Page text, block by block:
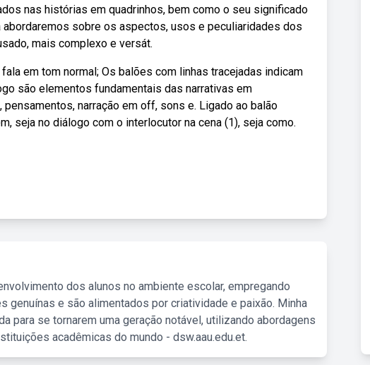
nas histórias em quadrinhos, bem como o seu significado
sobre os aspectos, usos e peculiaridades dos
mais complexo e versát.
em tom normal; Os balões com linhas tracejadas indicam
são elementos fundamentais das narrativas em
narração em off, sons e. Ligado ao balão
seja no diálogo com o interlocutor na cena (1), seja como.
dos alunos no ambiente escolar, empregando
e são alimentados por criatividade e paixão. Minha
para se tornarem uma geração notável, utilizando abordagens
acadêmicas do mundo - dsw.aau.edu.et.